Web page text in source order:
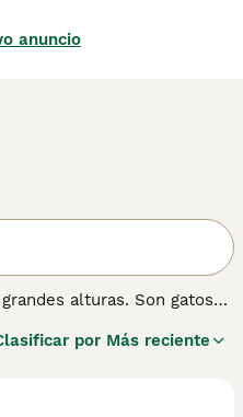
anuncio
alturas. Son gatos
se han abierto
por Más reciente